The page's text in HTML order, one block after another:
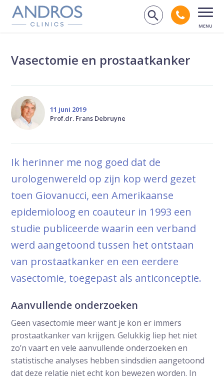
Navigatie overslaan
Zoek op
Bel
Vasectomie en prostaatkanker
11 juni 2019
Prof.dr. Frans Debruyne
Ik herinner me nog goed dat de
urologenwereld op zijn kop werd gezet
toen Giovanucci, een Amerikaanse
epidemioloog en coauteur in 1993 een
studie publiceerde waarin een verband
werd aangetoond tussen het ontstaan
van prostaatkanker en een eerdere
vasectomie, toegepast als anticonceptie.
Aanvullende onderzoeken
Geen vasectomie meer want je kon er immers
prostaatkanker van krijgen. Gelukkig liep het niet
zo’n vaart en vele aanvullende onderzoeken en
statistische analyses hebben sindsdien aangetoond
dat deze relatie niet echt kon bewezen worden. In